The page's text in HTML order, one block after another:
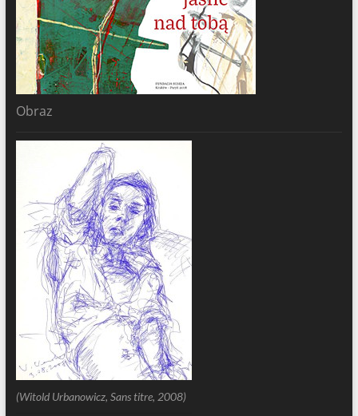
Obraz
(Witold Urbanowicz, Sans titre, 2008)